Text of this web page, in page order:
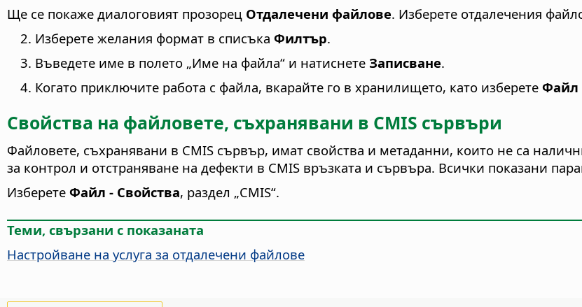
Ще се покаже диалоговият прозорец Отдалечени файлове. Изберете отдалечения
Изберете желания формат в списъка Филтър.
Въведете име в полето „Име на файла“ и натиснете Записване.
Когато приключите работа с файла, вкарайте го в хранилището, като изберете Файл
Свойства на файловете, съхранявани в CMIS сървъри
Файловете, съхранявани в CMIS сървър, имат свойства и метаданни, които не са
за контрол и отстраняване на дефекти в CMIS връзката и сървъра. Всички показани
Изберете Файл - Свойства, раздел „CMIS“.
Теми, свързани с показаната
Настройване на услуга за отдалечени файлове